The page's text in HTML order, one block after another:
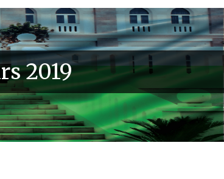
2019